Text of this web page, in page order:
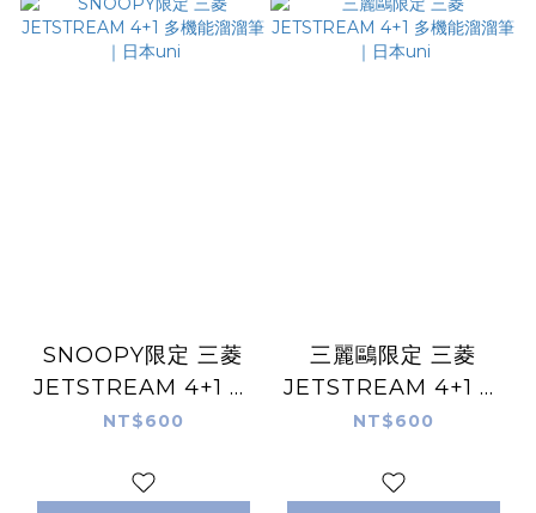
SNOOPY限定 三菱
JETSTREAM 4+1 多
機能溜溜筆｜日本uni
NT$600
三麗鷗限定 三菱
JETSTREAM 4+1 多
機能溜溜筆｜日本uni
NT$600